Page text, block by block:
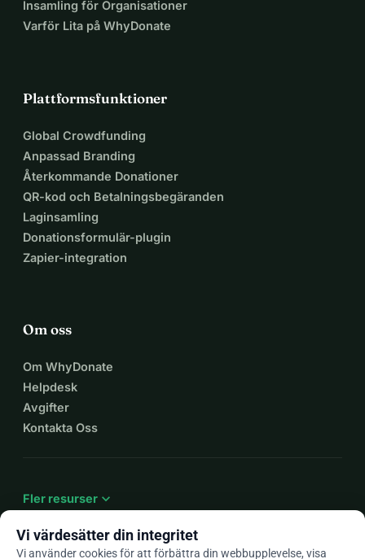
Insamling för Organisationer
Varför Lita på WhyDonate
Plattformsfunktioner
Global Crowdfunding
Anpassad Branding
Återkommande Donationer
QR-kod och Betalningsbegäranden
Laginsamling
Donationsformulär-plugin
Zapier-integration
Om oss
Om WhyDonate
Helpdesk
Avgifter
Kontakta Oss
Fler resurser expand_more
Vi värdesätter din integritet
Vi använder cookies för att förbättra din webbupplevelse, visa